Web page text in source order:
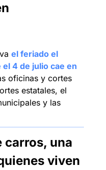
el feriado el
4 de julio cae en
oficinas y cortes
estatales, el
y las
una
viven